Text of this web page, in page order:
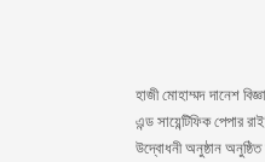
হাজী মোহাম্মদ দানেশ
এন্ড সায়েন্টিফিক পেপার
উদ্বোধনী অনুষ্ঠান